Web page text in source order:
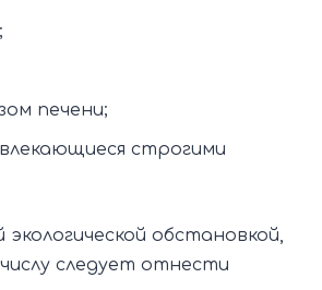
печени;
строгими
обстановкой,
следует отнести